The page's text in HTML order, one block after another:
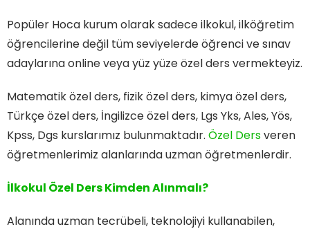
Popüler Hoca kurum olarak sadece ilkokul, ilköğretim
öğrencilerine değil tüm seviyelerde öğrenci ve sınav
adaylarına online veya yüz yüze özel ders vermekteyiz.
Matematik özel ders, fizik özel ders, kimya özel ders,
Türkçe özel ders, İngilizce özel ders, Lgs Yks, Ales, Yös,
Kpss, Dgs kurslarımız bulunmaktadır. Özel Dersveren
öğretmenlerimiz alanlarında uzman öğretmenlerdir.
İlkokul Özel Ders Kimden Alınmalı?
Alanında uzman tecrübeli, teknolojiyi kullanabilen,